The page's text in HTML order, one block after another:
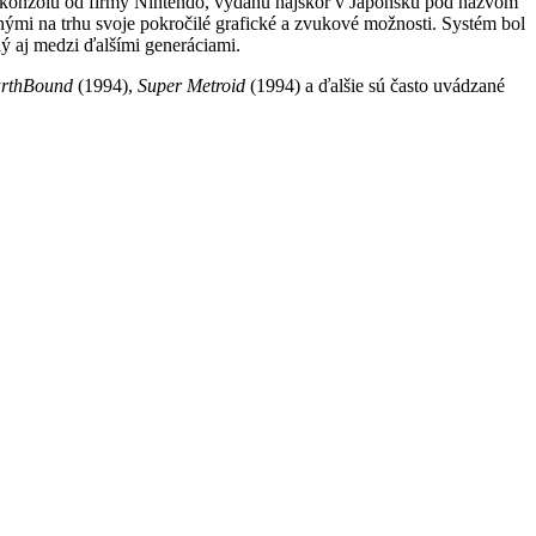
na trhu svoje pokročilé grafické a zvukové možnosti. Systém bol
aj medzi ďalšími generáciami.
(1994), Super Metroid (1994) a ďalšie sú často uvádzané